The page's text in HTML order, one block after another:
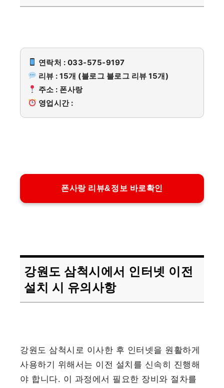
연락처 : 033-575-9197
리뷰 : 15개 (블로그 블로그 리뷰 15개)
주소 : 폰사랑
영업시간 :
폰사랑 리뷰&정보 바로확인
강원도 삼척시에서 인터넷 이전
설치 시 유의사항
강원도 삼척시로 이사한 후 인터넷을 원활하게
사용하기 위해서는 이전 설치를 신속히 진행해
야 합니다. 이 과정에서 필요한 장비와 절차를